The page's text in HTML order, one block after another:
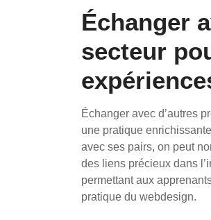
Échanger
secteur
Échanger avec d’autres
une pratique
avec ses pairs, on peut
des liens précieux dans
permettant aux
pratique du webdesign.